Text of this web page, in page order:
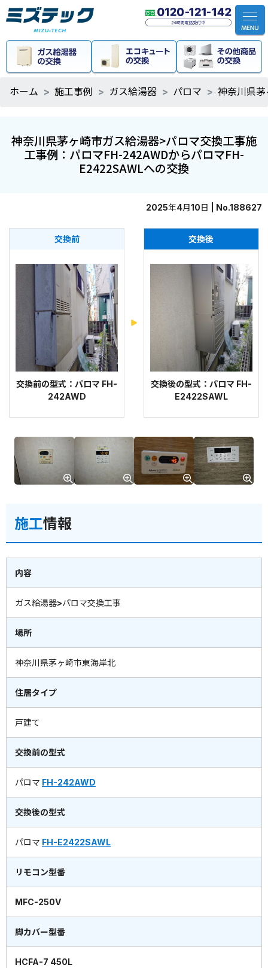
ホーム 施工事例 ガス給湯器 パロマ 神奈川県
神奈川県茅ヶ崎市ガス給湯器>パロマ交換工事施
工事例：パロマFH-242AWDからパロマFH-
E2422SAWLへの交換
2025年4月10日 | No.188627
交換前
交換前の型式：パロマ FH-
242AWD
交換後
交換後の型式：パロマ FH-
E2422SAWL
施工情報
内容
ガス給湯器>パロマ交換工事
場所
神奈川県茅ヶ崎市東海岸北
住居タイプ
戸建て
交換前の型式
パロマ FH-242AWD
交換後の型式
パロマ FH-E2422SAWL
リモコン型番
MFC-250V
脚カバー型番
HCFA-7 450L